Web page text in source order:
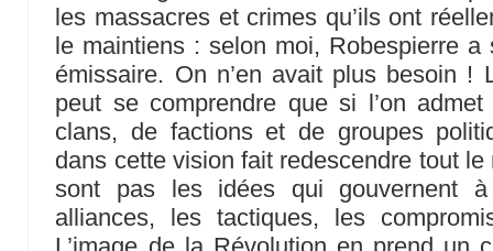
les massacres et crimes qu’ils ont
le maintiens : selon moi, Robespierre
émissaire. On n’en avait plus besoin !
peut se comprendre que si l’on
clans, de factions et de groupes
dans cette vision fait redescendre tout
sont pas les idées qui gouvernent
alliances, les tactiques, les